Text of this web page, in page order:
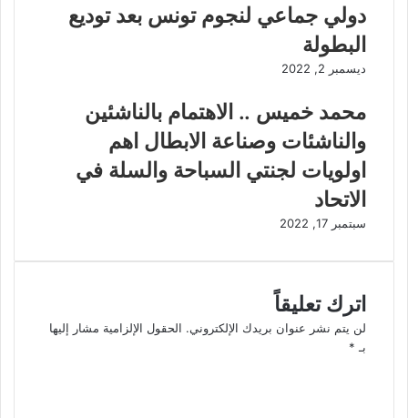
دولي جماعي لنجوم تونس بعد توديع
البطولة
ديسمبر 2, 2022
محمد خميس .. الاهتمام بالناشئين
والناشئات وصناعة الابطال اهم
اولويات لجنتي السباحة والسلة في
الاتحاد
سبتمبر 17, 2022
اترك تعليقاً
لن يتم نشر عنوان بريدك الإلكتروني. الحقول الإلزامية مشار إليها
بـ *